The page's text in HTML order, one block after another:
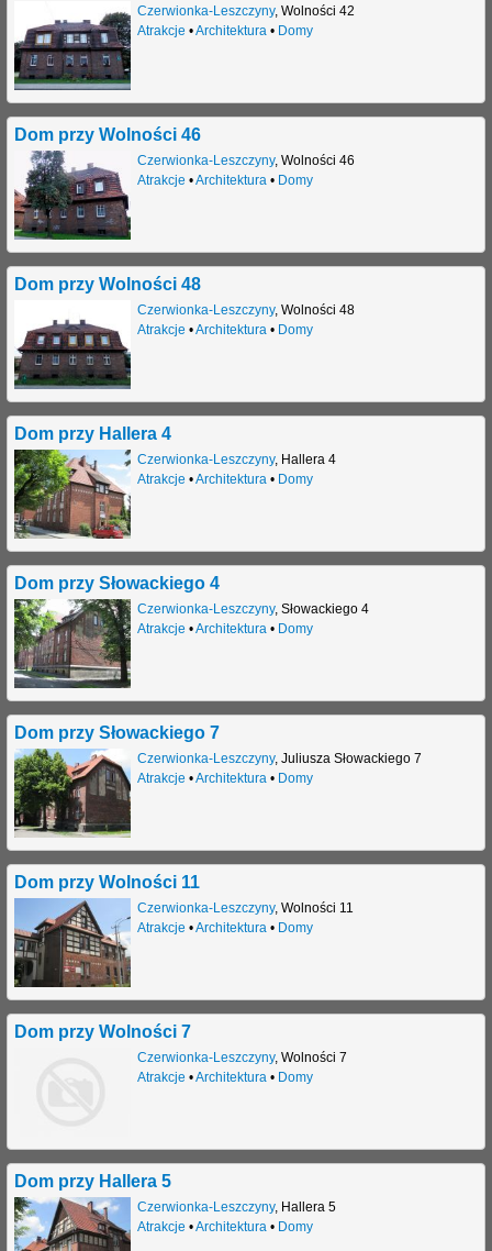
Czerwionka-Leszczyny, Wolności 42
Atrakcje •Architektura • Domy
Dom przy Wolności 46
Czerwionka-Leszczyny, Wolności 46
Atrakcje •Architektura • Domy
Dom przy Wolności 48
Czerwionka-Leszczyny, Wolności 48
Atrakcje •Architektura • Domy
Dom przy Hallera 4
Czerwionka-Leszczyny, Hallera 4
Atrakcje •Architektura • Domy
Dom przy Słowackiego 4
Czerwionka-Leszczyny, Słowackiego 4
Atrakcje •Architektura • Domy
Dom przy Słowackiego 7
Czerwionka-Leszczyny, Juliusza Słowackiego 7
Atrakcje •Architektura • Domy
Dom przy Wolności 11
Czerwionka-Leszczyny, Wolności 11
Atrakcje •Architektura • Domy
Dom przy Wolności 7
Czerwionka-Leszczyny, Wolności 7
Atrakcje •Architektura • Domy
Dom przy Hallera 5
Czerwionka-Leszczyny, Hallera 5
Atrakcje •Architektura • Domy